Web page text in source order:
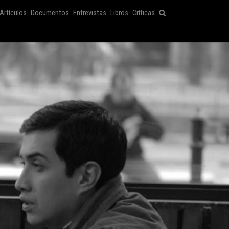
Documentos Entrevistas Libros Críticas